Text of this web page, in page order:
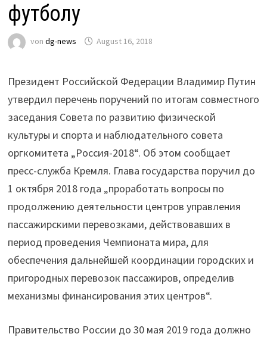
футболу
von dg-news August 16, 2018
Президент Российской Федерации Владимир Путин
утвердил перечень поручений по итогам совместного
заседания Совета по развитию физической
культуры и спорта и наблюдательного совета
оргкомитета „Россия-2018“. Об этом сообщает
пресс-служба Кремля. Глава государства поручил до
1 октября 2018 года „проработать вопросы по
продолжению деятельности центров управления
пассажирскими перевозками, действовавших в
период проведения Чемпионата мира, для
обеспечения дальнейшей координации городских и
пригородных перевозок пассажиров, определив
механизмы финансирования этих центров“.
Правительство России до 30 мая 2019 года должно